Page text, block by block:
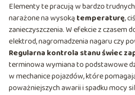
Elementy te pracują w bardzo
narażone na wysoką temperaturę,
zanieczyszczenia. W efekcie z czasem
elektrod, nagromadzenia nagaru czy
Regularna kontrola stanu świec
terminowa wymiana to podstawowe
w mechanice pojazdów, które
poważniejszych awarii i spadku mocy